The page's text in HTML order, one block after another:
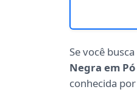
Se você
Negra em
conhecida